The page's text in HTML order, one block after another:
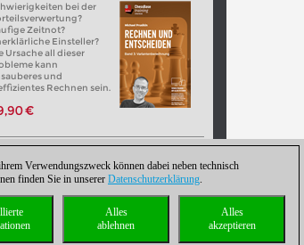
bei der
Zeitnot?
Einsteller?
Ursache all dieser
kann
und
Rechnen sein.
€
Verwendungszweck können dabei neben technisch
finden Sie in unserer Datenschutzerklärung.
Alles
akzeptieren
Alles
ablehnen